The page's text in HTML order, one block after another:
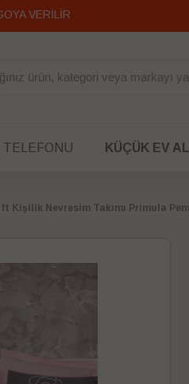
VERİLİR
TELEFONU KÜÇÜK EV
Kişilik Nevresim Takımı Primula